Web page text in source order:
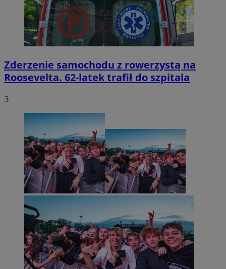
Zderzenie samochodu z rowerzystą na
Roosevelta. 62-latek trafił do szpitala
3